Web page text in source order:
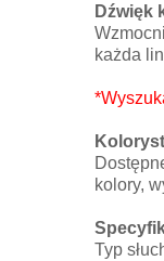
Dźwięk
każda
kolory,
Typ